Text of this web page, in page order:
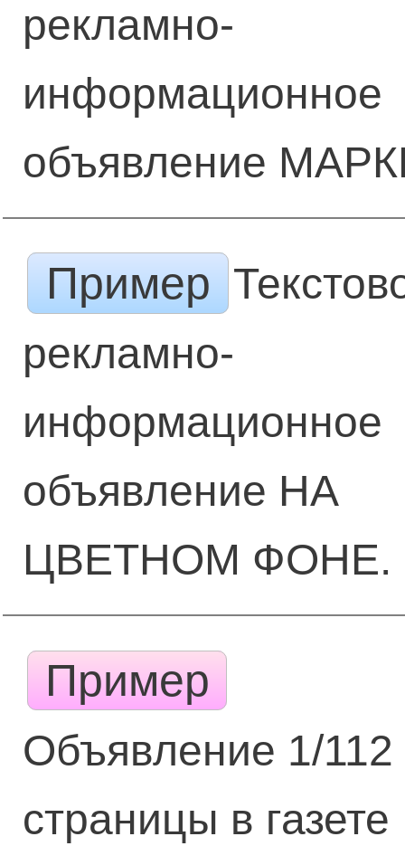
рекламно-
информационное
объявление
Пример
рекламно-
информационное
объявление НА
ЦВЕТНОМ ФОНЕ.
Пример
Объявление 1/112
страницы в газете